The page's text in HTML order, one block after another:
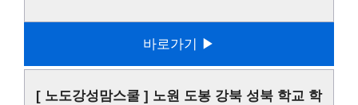
바로가기 ▶
[ 노도강성맘스쿨 ] 노원 도봉 강북 성북 학교 학